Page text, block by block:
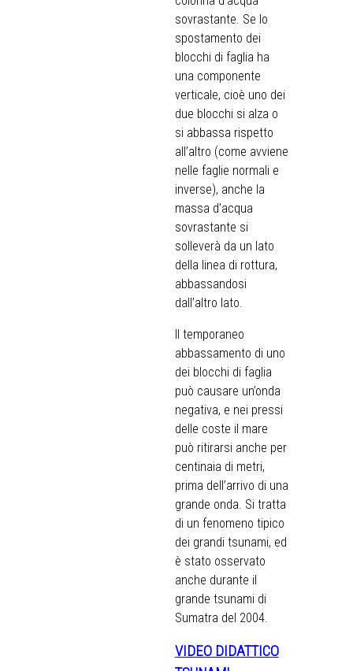
sovrastante. Se lo
spostamento dei
blocchi di faglia ha
una componente
verticale, cioè uno dei
due blocchi si alza o
si abbassa rispetto
all’altro (come avviene
nelle faglie normali e
inverse), anche la
massa d’acqua
sovrastante si
solleverà da un lato
della linea di rottura,
abbassandosi
dall’altro lato.
Il temporaneo
abbassamento di uno
dei blocchi di faglia
può causare un’onda
negativa, e nei pressi
delle coste il mare
può ritirarsi anche per
centinaia di metri,
prima dell’arrivo di una
grande onda. Si tratta
di un fenomeno tipico
dei grandi tsunami, ed
è stato osservato
anche durante il
grande tsunami di
Sumatra del 2004.
VIDEO DIDATTICO